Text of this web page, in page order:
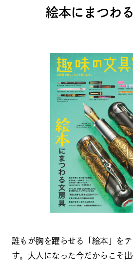
絵本にまつわ
誰もが胸を躍らせる「絵本」を
す。大人になった今だからこそ